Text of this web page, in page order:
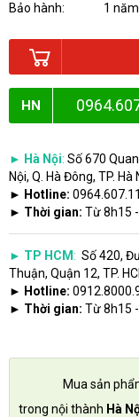
Bảo hành:
1
HN
► Hà Nội: Số 670
Nội, Q. Hà Đông, TP. Hà
► Hotline:
► Thời gian: Từ 8h15
► TP HCM: Số 420,
Thuận, Quận 12, TP.
► Hotline:
► Thời gian: Từ 8h15
Mua sản
trong nội thành Hà